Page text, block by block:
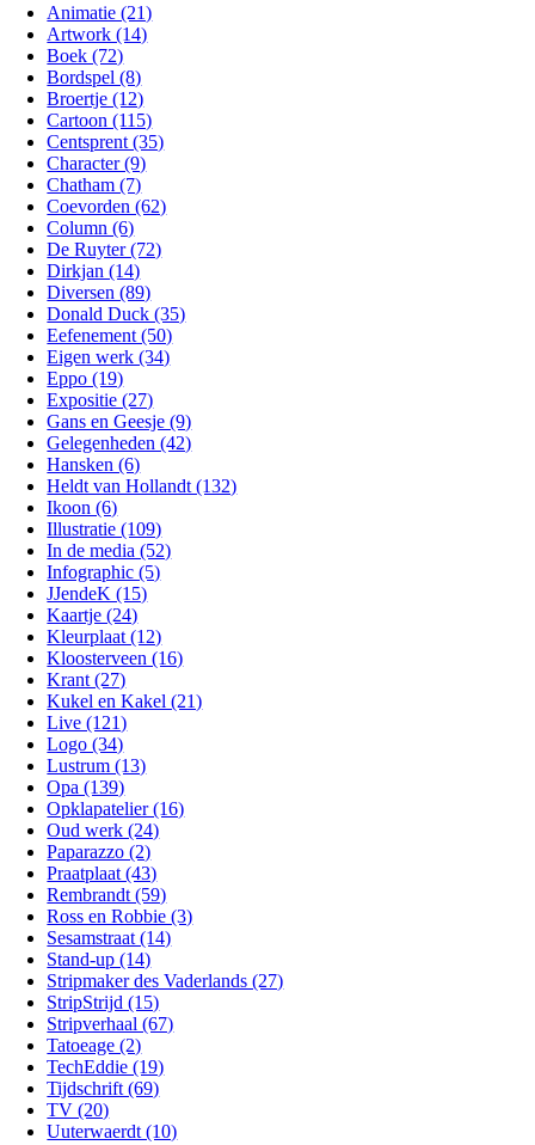
Animatie (21)
Artwork (14)
Boek (72)
Bordspel (8)
Broertje (12)
Cartoon (115)
Centsprent (35)
Character (9)
Chatham (7)
Coevorden (62)
Column (6)
De Ruyter (72)
Dirkjan (14)
Diversen (89)
Donald Duck (35)
Eefenement (50)
Eigen werk (34)
Eppo (19)
Expositie (27)
Gans en Geesje (9)
Gelegenheden (42)
Hansken (6)
Heldt van Hollandt (132)
Ikoon (6)
Illustratie (109)
In de media (52)
Infographic (5)
JJendeK (15)
Kaartje (24)
Kleurplaat (12)
Kloosterveen (16)
Krant (27)
Kukel en Kakel (21)
Live (121)
Logo (34)
Lustrum (13)
Opa (139)
Opklapatelier (16)
Oud werk (24)
Paparazzo (2)
Praatplaat (43)
Rembrandt (59)
Ross en Robbie (3)
Sesamstraat (14)
Stand-up (14)
Stripmaker des Vaderlands (27)
StripStrijd (15)
Stripverhaal (67)
Tatoeage (2)
TechEddie (19)
Tijdschrift (69)
TV (20)
Uuterwaerdt (10)